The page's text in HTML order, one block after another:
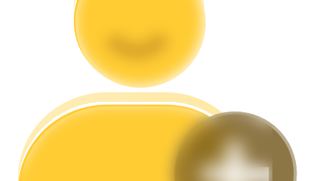
Vadeli İşlemler Başlangıç Kılavuzu